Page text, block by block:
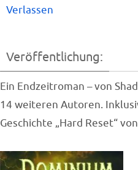
Verlassen
Veröffentlichung:
Ein End­zeit­ro­man – von
14 wei­te­ren Autoren.
Geschich­te „Hard Reset“